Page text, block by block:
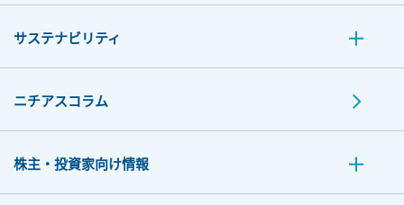
サステナビリティ
ニチアスコラム
株主・投資家向け情報